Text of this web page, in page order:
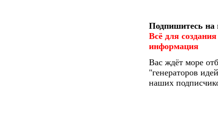
Подпишитесь
Всё для
информация
Вас ждёт море
"генераторов
наших